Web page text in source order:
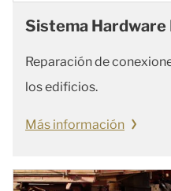
Sistema Hardware
Reparación de
los edificios.
Más información